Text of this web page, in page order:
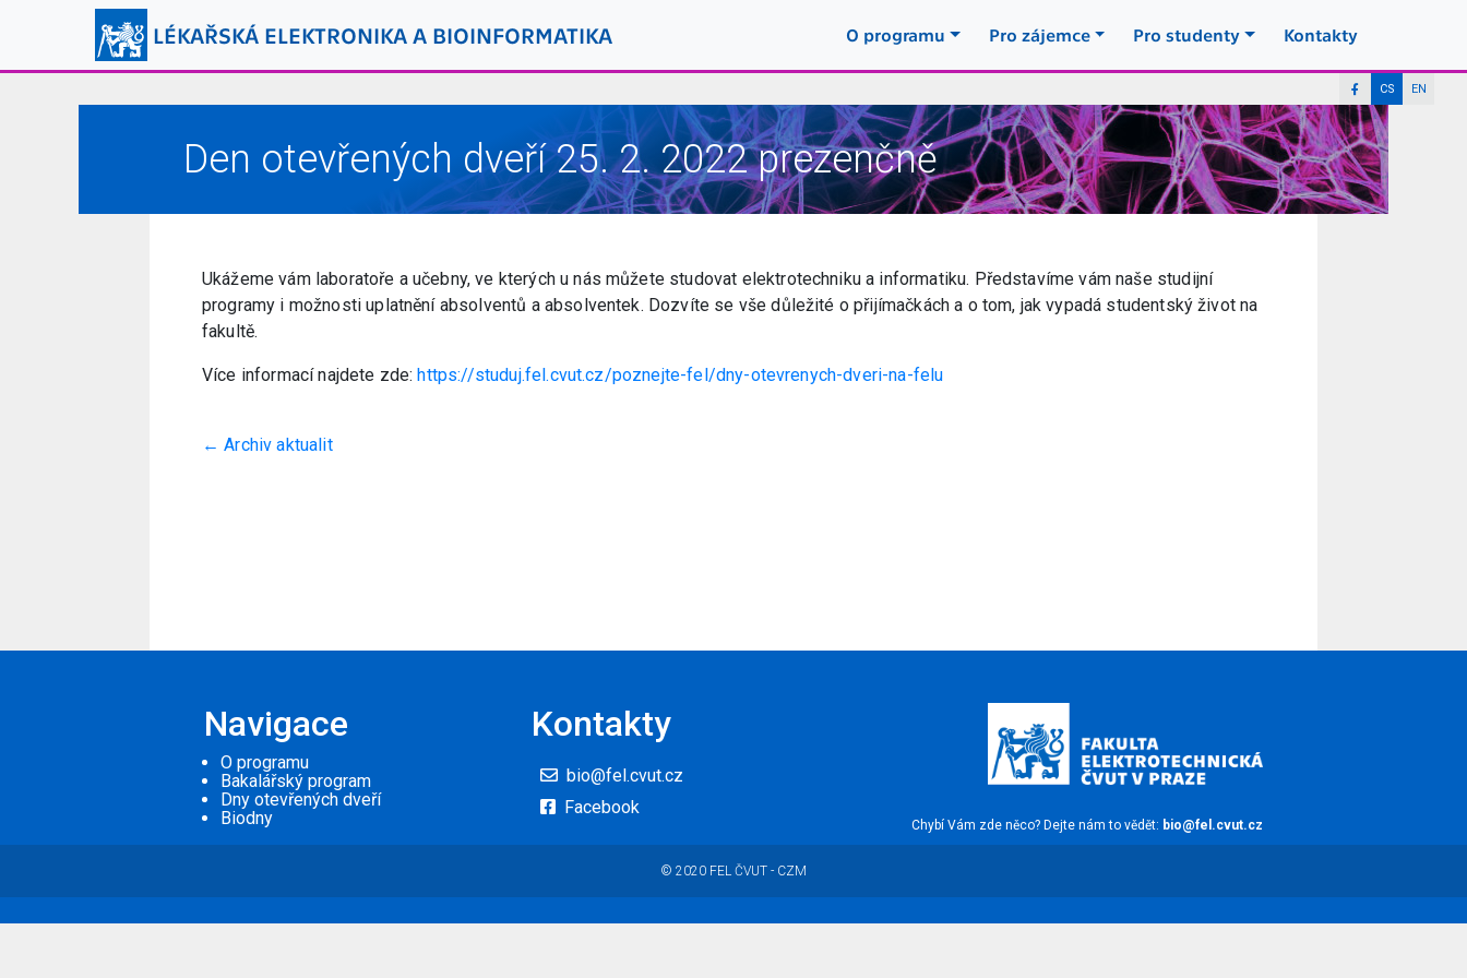
LÉKAŘSKÁ ELEKTRONIKA A BIOINFORMATIKA O programu Pro zájemce Pro studenty Kontakty
EN
CS
Den otevřených dveří 25. 2. 2022 prezenčně
Ukážeme vám laboratoře a učebny, ve kterých u nás můžete studovat elektrotechniku a informatiku. Představíme vám naše studijní
programy i možnosti uplatnění absolventů a absolventek. Dozvíte se vše důležité o přijímačkách a o tom, jak vypadá studentský život na
fakultě.
Více informací najdete zde:https://studuj.fel.cvut.cz/poznejte-fel/dny-otevrenych-dveri-na-felu
← Archiv aktualit
Navigace
O programu
Bakalářský program
Dny otevřených dveří
Biodny
Kontakty
bio@fel.cvut.cz
Facebook
Chybí Vám zde něco? Dejte nám to vědět: bio@fel.cvut.cz
© 2020 FEL ČVUT - CZM